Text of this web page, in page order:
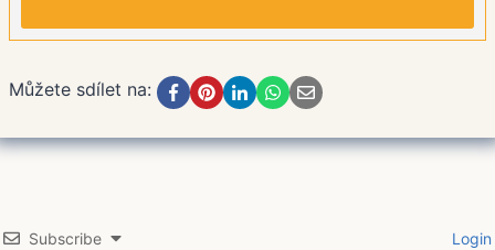
Můžete sdílet na:
Subscribe Login